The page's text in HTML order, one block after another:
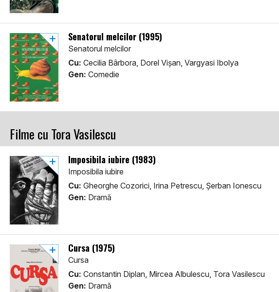
Senatorul melcilor (1995)
Senatorul melcilor
Cu: Cecilia Bârbora, Dorel Vișan, Vargyasi Ibolya
Gen: Comedie
Filme cu Tora Vasilescu
Imposibila iubire (1983)
Imposibila iubire
Cu: Gheorghe Cozorici, Irina Petrescu, Șerban Ionescu
Gen: Dramă
Cursa (1975)
Cursa
Cu: Constantin Diplan, Mircea Albulescu, Tora Vasilescu
Gen: Dramă